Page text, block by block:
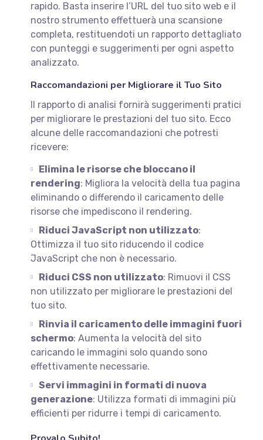
rapido. Basta inserire l’URL del tuo sito web e il
nostro strumento effettuerà una scansione
completa, restituendoti un rapporto dettagliato
con punteggi e suggerimenti per ogni aspetto
analizzato.
Raccomandazioni per Migliorare il Tuo Sito
Il rapporto di analisi fornirà suggerimenti pratici
per migliorare le prestazioni del tuo sito. Ecco
alcune delle raccomandazioni che potresti
ricevere:
Elimina le risorse che bloccano il
rendering: Migliora la velocità della tua pagina
eliminando o differendo il caricamento delle
risorse che impediscono il rendering.
Riduci JavaScript non utilizzato:
Ottimizza il tuo sito riducendo il codice
JavaScript che non è necessario.
Riduci CSS non utilizzato: Rimuovi il CSS
non utilizzato per migliorare le prestazioni del
tuo sito.
Rinvia il caricamento delle immagini fuori
schermo: Aumenta la velocità del sito
caricando le immagini solo quando sono
effettivamente necessarie.
Servi immagini in formati di nuova
generazione: Utilizza formati di immagini più
efficienti per ridurre i tempi di caricamento.